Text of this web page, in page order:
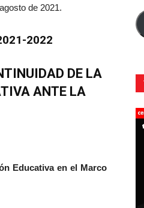
de 2021.
2022
DE LA
ANTE LA
Educativa en el Marco